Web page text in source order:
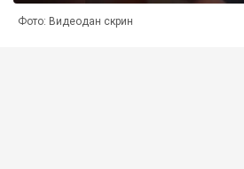
Фото: Видеодан скрин